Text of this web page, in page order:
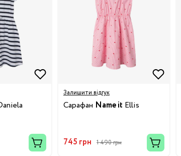
Залишити відгук
Сарафан Name it Ellis
745 грн 1 490 грн